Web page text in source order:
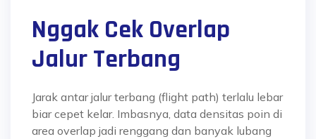
Nggak Cek Overlap
Jalur Terbang
Jarak antar jalur terbang (flight path) terlalu lebar
biar cepet kelar. Imbasnya, data densitas poin di
area overlap jadi renggang dan banyak lubang